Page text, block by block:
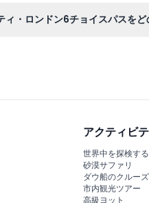
ィ・ロンドン6チョイスパスを
アクティビ
世界中を探検する
砂漠サファリ
ダウ船のクルーズ
市内観光ツアー
高級ヨット